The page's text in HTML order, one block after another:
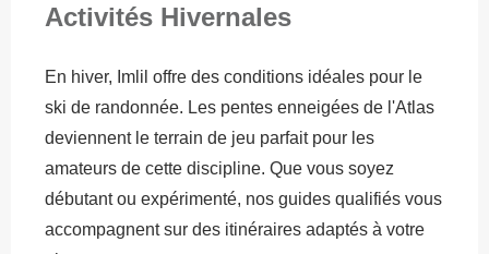
Activités Hivernales
En hiver, Imlil offre des conditions idéales pour le
ski de randonnée. Les pentes enneigées de l'Atlas
deviennent le terrain de jeu parfait pour les
amateurs de cette discipline. Que vous soyez
débutant ou expérimenté, nos guides qualifiés vous
accompagnent sur des itinéraires adaptés à votre